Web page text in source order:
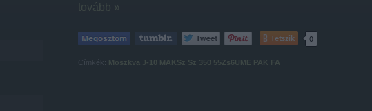
tovább »
Tetszik 0
Címkék: Moszkva J-10 MAKSz Sz 350 55Zs6UME PAK FA